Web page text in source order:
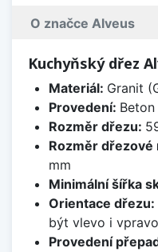
O značce Alveus
Kuchyňský dřez
Materiál: Granit
Provedení: Beton
Rozměr dřezu:
Rozměr dřezové
mm
Minimální šířka
Orientace dřezu:
být vlevo i vpravo
Provedení